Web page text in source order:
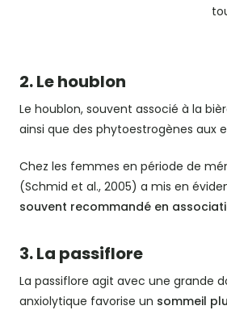
2. Le houblon
Le houblon, souvent associé à la
ainsi que des phytoestrogènes aux
Chez les femmes en période de
(Schmid et al., 2005) a mis en
souvent recommandé en
3. La passiflore
La passiflore agit avec une grande
anxiolytique favorise un sommeil